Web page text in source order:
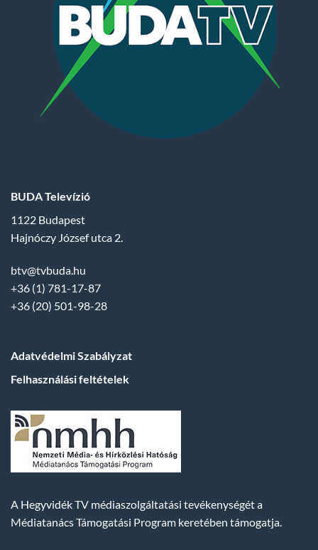
BUDA Televízió
1122 Budapest
Hajnóczy József utca 2.
btv@tvbuda.hu
+36 (1) 781-17-87
+36 (20) 501-98-28
Adatvédelmi Szabályzat
Felhasználási feltételek
A Hegyvidék TV médiaszolgáltatási tevékenységét a
Médiatanács Támogatási Program keretében támogatja.